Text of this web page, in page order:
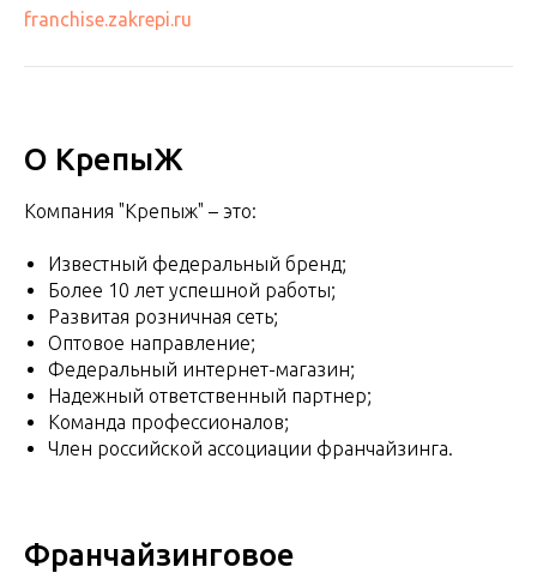
franchise.zakrepi.ru
О КрепыЖ
Компания "Крепыж" – это:
Известный федеральный бренд;
Более 10 лет успешной работы;
Развитая розничная сеть;
Оптовое направление;
Федеральный интернет-магазин;
Надежный ответственный партнер;
Команда профессионалов;
Член российской ассоциации франчайзинга.
Франчайзинговое